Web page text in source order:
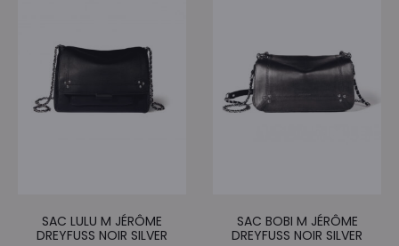
SAC LULU M JÉRÔME
DREYFUSS NOIR SILVER
SAC BOBI M JÉRÔME
DREYFUSS NOIR SILVER